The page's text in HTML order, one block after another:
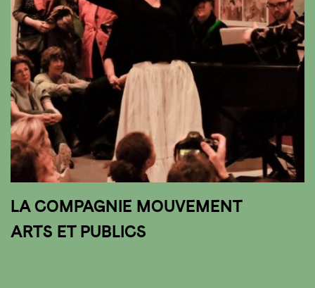
LA COMPAGNIE MOUVEMENT
ARTS ET PUBLICS